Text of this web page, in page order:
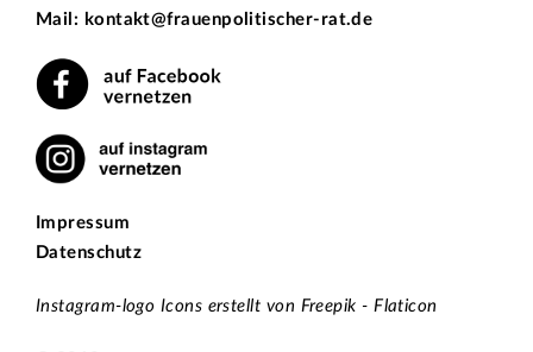
Mail: kontakt@frauenpolitischer-rat.de
Impressum
Datenschutz
Instagram-logo Icons erstellt von Freepik - Flaticon